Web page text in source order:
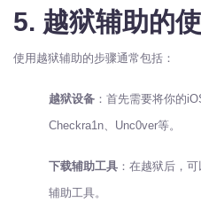
5. 越狱辅助的
使用越狱辅助的步骤通常包括：
越狱设备 ：首先需要将你的
Checkra1n、Unc0ver等。
下载辅助工具 ：在越狱后，
辅助工具。